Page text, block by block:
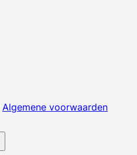
Algemene voorwaarden